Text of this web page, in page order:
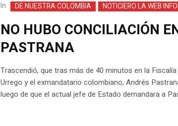
In
DE NUESTRA COLOMBIA NOTICIERO LA WEB
NO HUBO CONCILIACIÓN
PASTRANA
Trascendió, que tras más de 40 minutos en la
Urrego y el exmandatario colombiano, Andrés
luego de que el actual jefe de Estado demandara a